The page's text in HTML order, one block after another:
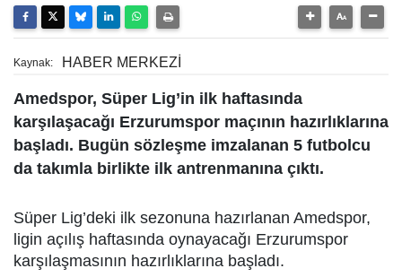
Kaynak: HABER MERKEZİ
Amedspor, Süper Lig’in ilk haftasında
karşılaşacağı Erzurumspor maçının hazırlıklarına
başladı. Bugün sözleşme imzalanan 5 futbolcu
da takımla birlikte ilk antrenmanına çıktı.
Süper Lig’deki ilk sezonuna hazırlanan Amedspor,
ligin açılış haftasında oynayacağı Erzurumspor
karşılaşmasının hazırlıklarına başladı.